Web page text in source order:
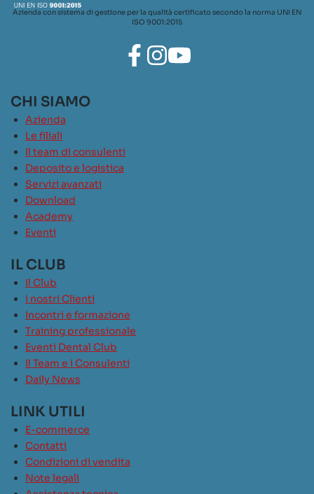
Azienda con sistema di gestione per la qualità certificato secondo la norma UNI EN
ISO 9001:2015
CHI SIAMO
Azienda
Le filiali
Il team di consulenti
Deposito e logistica
Servizi avanzati
Download
Academy
Eventi
IL CLUB
Il Club
I nostri Clienti
Incontri e formazione
Training professionale
Eventi Dental Club
Il Team e i Consulenti
Daily News
LINK UTILI
E-commerce
Contatti
Condizioni di vendita
Note legali